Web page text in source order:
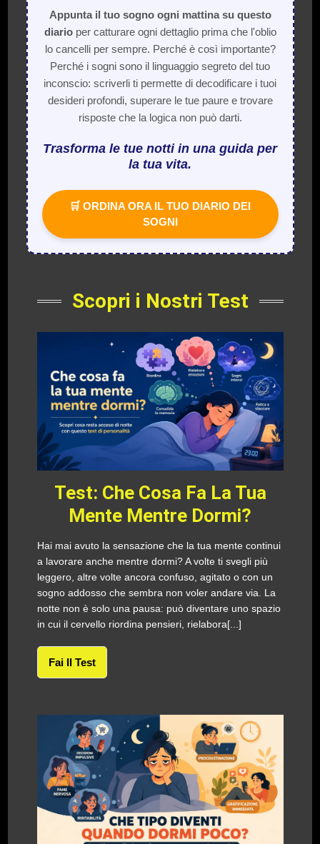
Appunta il tuo sogno ogni mattina su questo
diarioper catturare ogni dettaglio prima che l'oblio
lo cancelli per sempre. Perché è così importante?
Perché i sogni sono il linguaggio segreto del tuo
inconscio: scriverli ti permette di decodificare i tuoi
desideri profondi, superare le tue paure e trovare
risposte che la logica non può darti.
Trasforma le tue notti in una guida per
la tua vita.
🛒 ORDINA ORA IL TUO DIARIO DEI
SOGNI
Scopri i Nostri Test
Test: Che Cosa Fa La Tua
Mente Mentre Dormi?
Hai mai avuto la sensazione che la tua mente continui
a lavorare anche mentre dormi? A volte ti svegli più
leggero, altre volte ancora confuso, agitato o con un
sogno addosso che sembra non voler andare via. La
notte non è solo una pausa: può diventare uno spazio
in cui il cervello riordina pensieri, rielabora[...]
Fai Il Test